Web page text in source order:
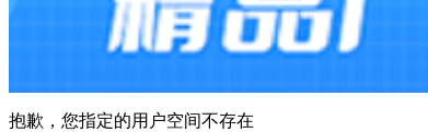
抱歉，您指定的用户空间不存在